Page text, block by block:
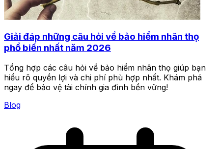
Giải đáp những câu hỏi về bảo hiểm nhân thọ
phổ biến nhất năm 2026
Tổng hợp các câu hỏi về bảo hiểm nhân thọ giúp bạn
hiểu rõ quyền lợi và chi phí phù hợp nhất. Khám phá
ngay để bảo vệ tài chính gia đình bền vững!
Blog